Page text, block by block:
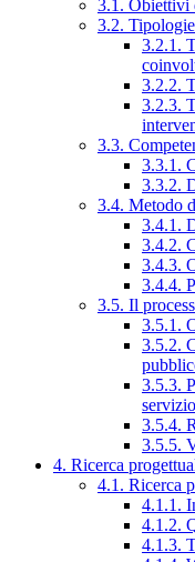
3.1. Obiettivi
3.2.
3.2.1.
3.2.2.
3.2.3.
3.3.
3.3.1.
3.3.2.
3.4. Metodo
3.4.1.
3.4.2.
3.4.3.
3.4.4.
3.5. Il
3.5.1.
3.5.2.
3.5.3.
servizio
3.5.4.
3.5.5.
4. Ricerca
4.1. Ricerca
4.1.1.
4.1.2.
4.1.3.